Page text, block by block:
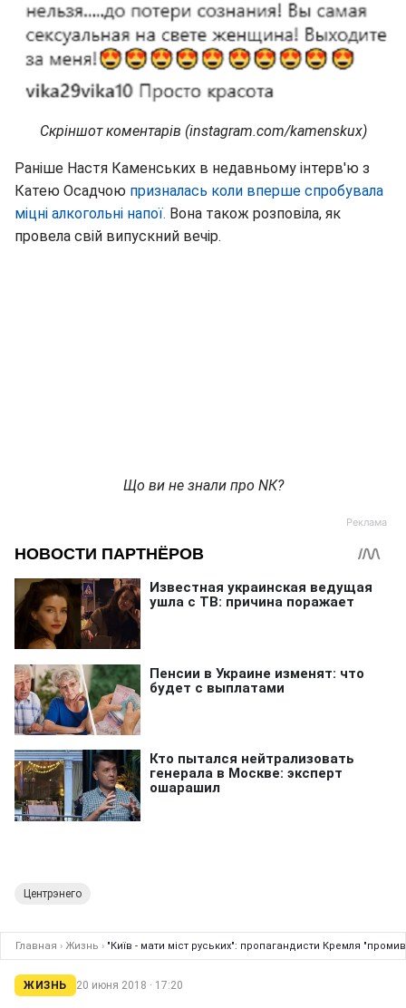
Скріншот коментарів (instagram.com/kamenskux)
Раніше Настя Каменських в недавньому інтерв'ю з
Катею Осадчою призналась коли вперше спробувала
міцні алкогольні напої. Вона також розповіла, як
провела свій випускний вечір.
Що ви не знали про NК?
Центрэнего
Главная › Жизнь › "Київ - мати міст руських": пропагандисти Кремля
ЖИЗНЬ 20 июня 2018 · 17:20